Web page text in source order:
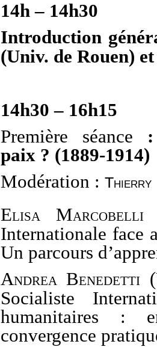
14h – 14h30
Introduction
(Univ. de Rouen)
14h30 – 16h15
Première séance
paix ? (1889-1914)
Modération : Thierry
Elisa Marcobelli
Internationale face
Un parcours
Andrea Benedetti (
Socialiste
humanitaires :
convergence